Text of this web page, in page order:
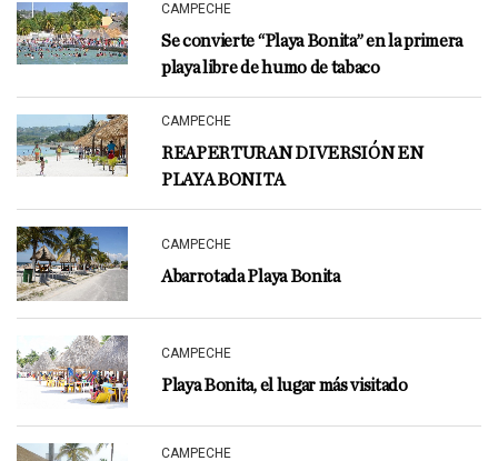
CAMPECHE
Se convierte “Playa Bonita” en la primera
playa libre de humo de tabaco
CAMPECHE
REAPERTURAN DIVERSIÓN EN
PLAYA BONITA
CAMPECHE
Abarrotada Playa Bonita
CAMPECHE
Playa Bonita, el lugar más visitado
CAMPECHE